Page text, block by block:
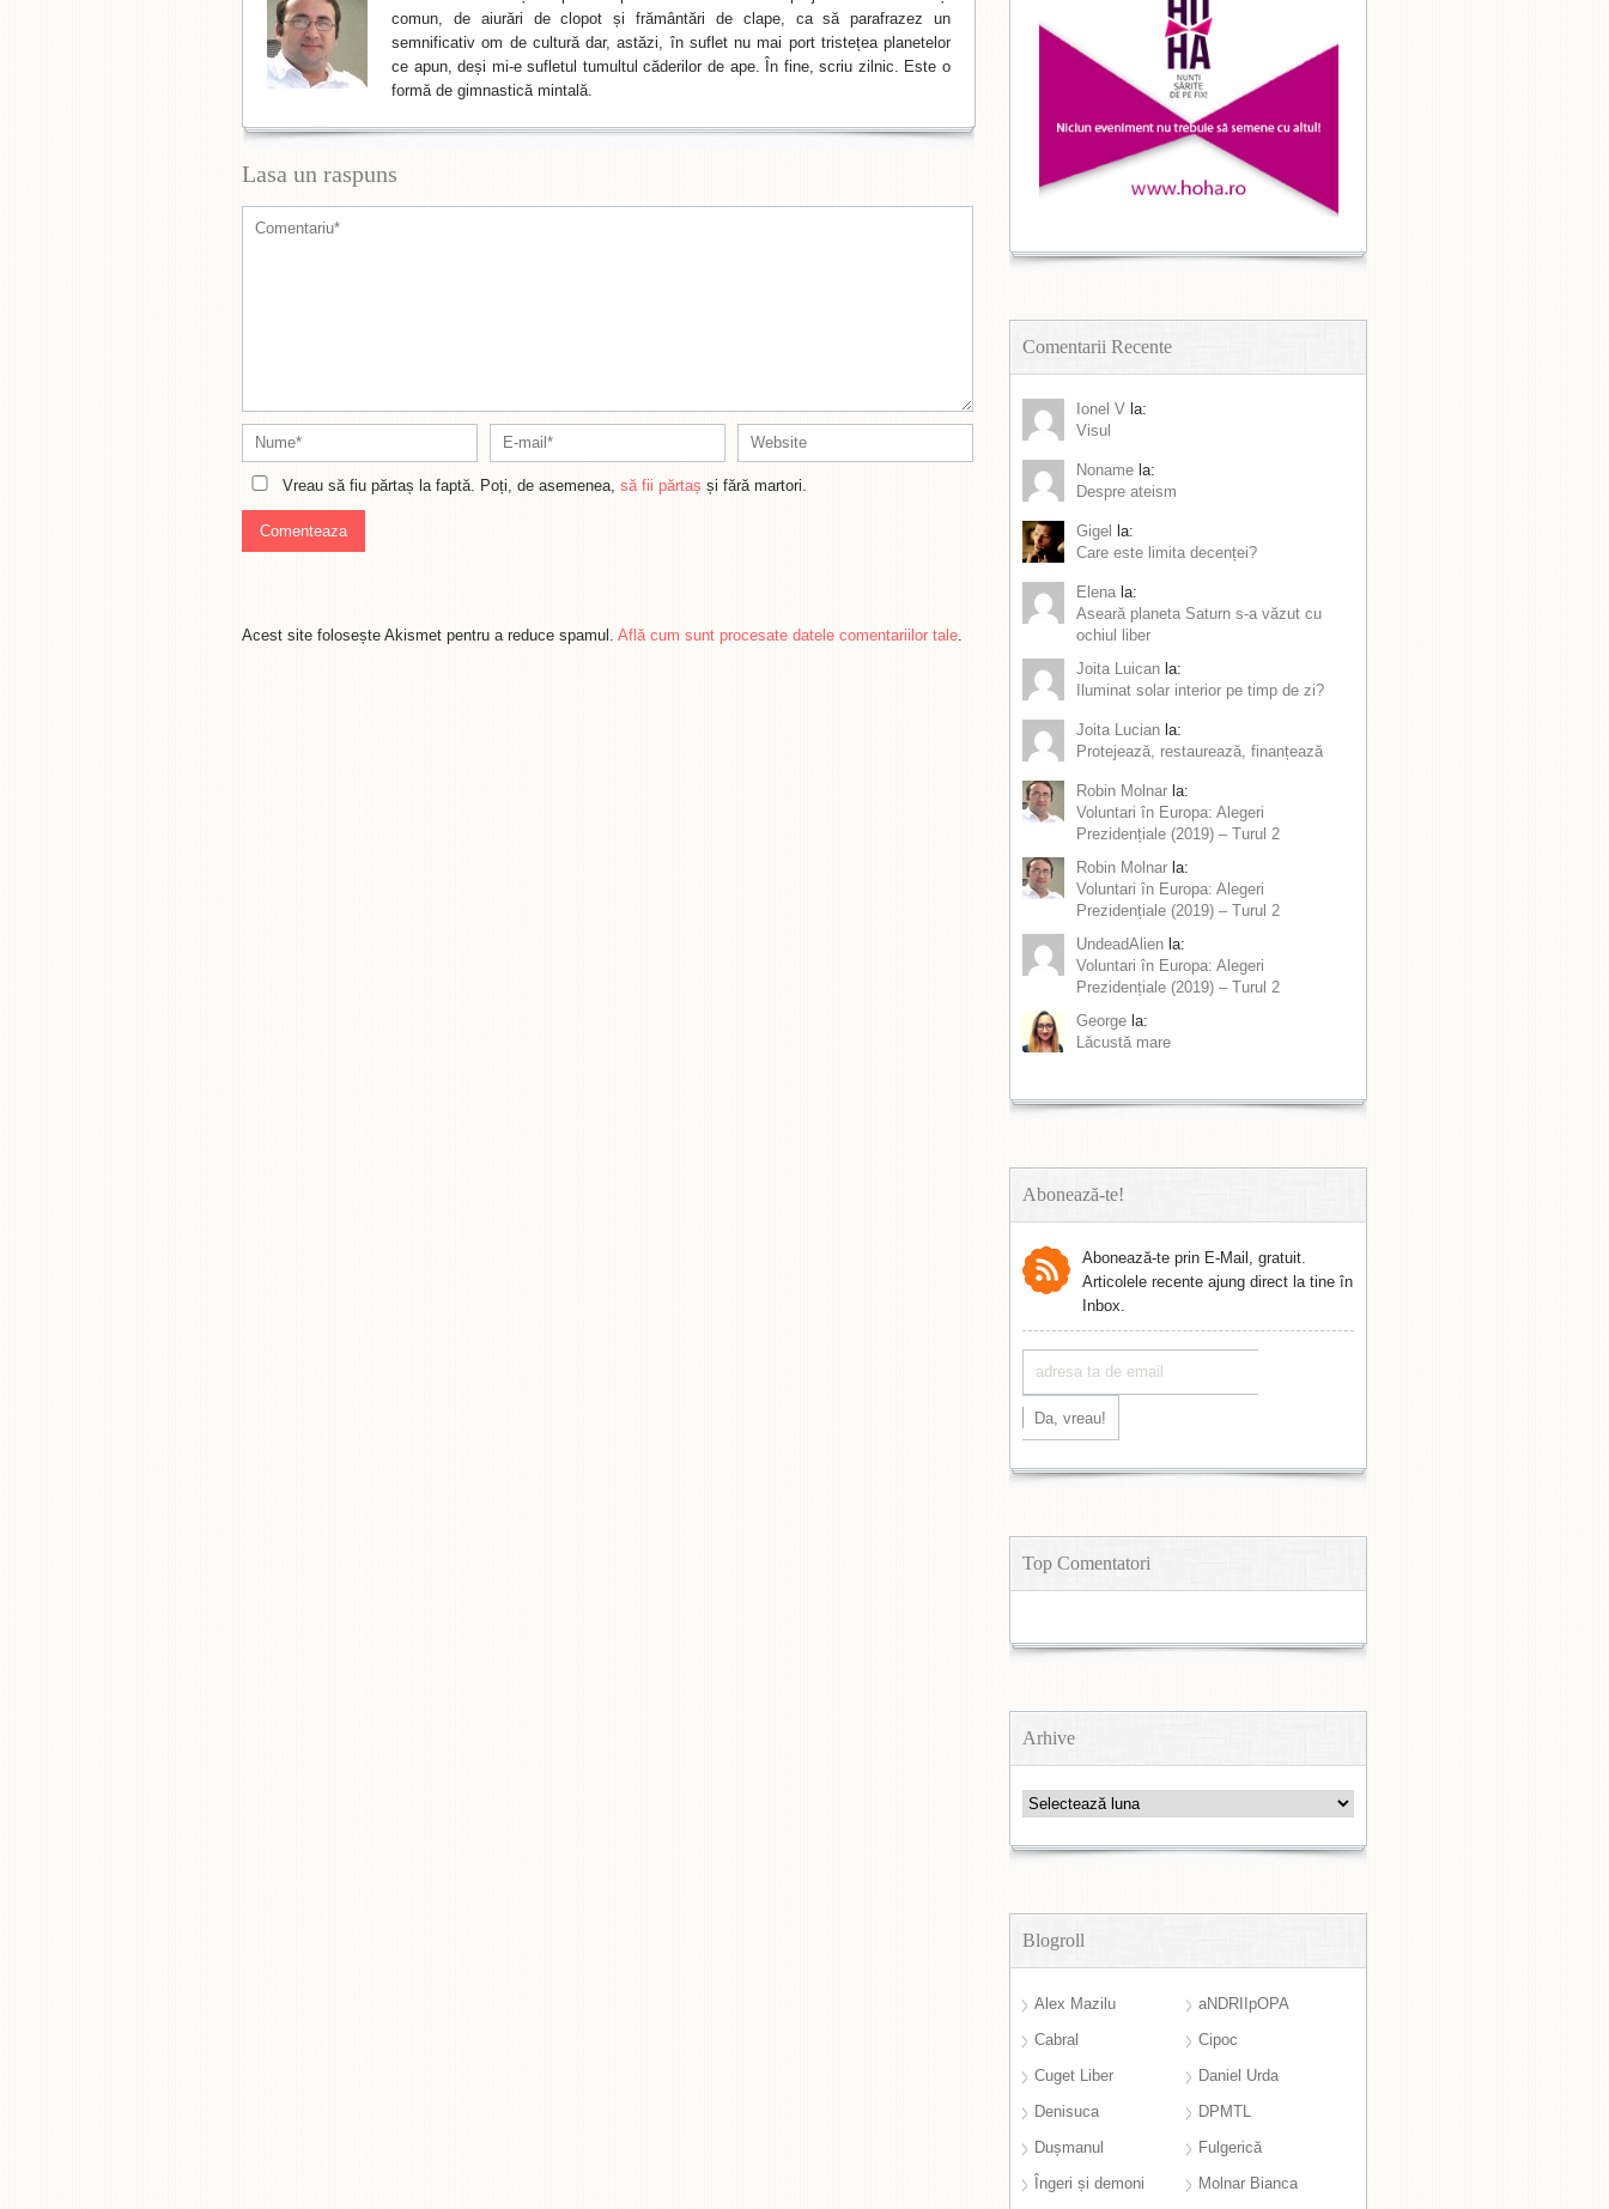
comun, de aiurări de clopot și frământări de clape, ca să parafrazez un
semnificativ om de cultură dar, astăzi, în suflet nu mai port tristețea planetelor
ce apun, deși mi-e sufletul tumultul căderilor de ape. În fine, scriu zilnic. Este o
formă de gimnastică mintală.
Lasa un raspuns
Vreau să fiu părtaș la faptă. Poți, de asemenea, să fii părtaș și fără martori.
Acest site folosește Akismet pentru a reduce spamul. Află cum sunt procesate datele comentariilor tale.
Comentarii Recente
Ionel V la:
Visul
Noname la:
Despre ateism
Gigel
la:
Care este limita decenței?
Elena la:
Aseară planeta Saturn s-a văzut cu
ochiul liber
Joita Luican la:
Iluminat solar interior pe timp de zi?
Joita Lucian la:
Protejează, restaurează, finanțează
Robin Molnar la:
Voluntari în Europa: Alegeri
Prezidențiale (2019) – Turul 2
Robin Molnar la:
Voluntari în Europa: Alegeri
Prezidențiale (2019) – Turul 2
UndeadAlien la:
Voluntari în Europa: Alegeri
Prezidențiale (2019) – Turul 2
George la:
Lăcustă mare
Abonează-te!
Abonează-te prin E-Mail, gratuit.
Articolele recente ajung direct la tine în
Inbox.
Top Comentatori
Arhive
Arhive
Blogroll
Alex Mazilu
aNDRIIpOPA
Cabral
Cipoc
Cuget Liber
Daniel Urda
Denisuca
DPMTL
Dușmanul
Fulgerică
Îngeri și demoni
Molnar Bianca